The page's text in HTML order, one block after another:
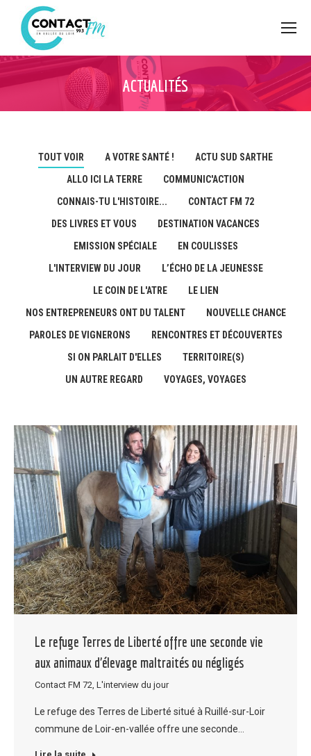
ACTUALITÉS
TOUT VOIR A VOTRE SANTÉ !
ACTU SUD SARTHE
ALLO ICI LA TERRE
COMMUNIC'ACTION
CONNAIS-TU L'HISTOIRE...
CONTACT FM 72
DES LIVRES ET VOUS
DESTINATION VACANCES
EMISSION SPÉCIALE
EN COULISSES
L'INTERVIEW DU JOUR
L’ÉCHO DE LA JEUNESSE
LE COIN DE L'ATRE
LE LIEN
NOS ENTREPRENEURS ONT DU TALENT
NOUVELLE CHANCE
PAROLES DE VIGNERONS
RENCONTRES ET DÉCOUVERTES
SI ON PARLAIT D'ELLES
TERRITOIRE(S)
UN AUTRE REGARD
VOYAGES, VOYAGES
Le refuge Terres de Liberté offre une seconde vie
aux animaux d’élevage maltraités ou négligés
Contact FM 72 L'interview du jour
Le refuge des Terres de Liberté situé à Ruillé-sur-Loir
commune de Loir-en-vallée offre une seconde…